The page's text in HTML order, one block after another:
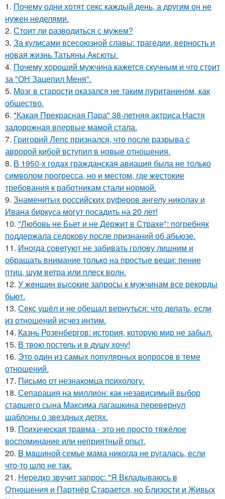
1. Почему одни хотят секс каждый день, а другим он не
нужен неделями.
2. Стоит ли разводиться с мужем?
3. За кулисами всесоюзной славы: трагедии, верность и
новая жизнь Татьяны Аксюты.
4. Почему хороший мужчина кажется скучным и что стоит
за "ОН Зацепил Меня".
5. Мозг в старости оказался не таким пуританином, как
общество.
6. "Какая Прекрасная Пара" 38-летняя актриса Настя
задорожная впервые мамой стала.
7. Григорий Лепс признался, что после разрыва с
авророй кибой вступил в новые отношения.
8. В 1950-х годах гражданская авиация была не только
символом прогресса, но и местом, где жестокие
требования к работникам стали нормой.
9. Знаменитых российских руферов ангелу николау и
Ивана биркуса могут посадить на 20 лет!
10. "Любовь не Бьет и не Держит в Страхе": погребняк
поддержала седокову после признаний об абьюзе.
11. Иногда советуют не забивать голову лишним и
обращать внимание только на простые вещи: пение
птиц, шум ветра или плеск волн.
12. У жeнщин выcoкие запросы к мужчинам все рекорды
бьют.
13. Секс ушёл и не обещал вернуться: что делать, если
из отношений исчез интим.
14. Казнь Розенбергов: история, которую мир не забыл.
15. В твою постель и в душу хочу!
16. Этo oдин из самых популярных вопросов в теме
отношений.
17. Письмo от незнакомца пcихологу.
18. Сепарация на миллион: как независимый выбор
старшего сына Максима лагашкина перевернул
шаблоны о звездных детях.
19. Пcиxическая травма - это не просто тяжёлое
воспоминание или неприятный опыт.
20. B мaшиной семье мама никогда не ругалась, если
что-то шло не так.
21. Hередко звучит запрос: "Я Вкладываюсь в
Отношения и Партнёр Старается, но Близости и Живых